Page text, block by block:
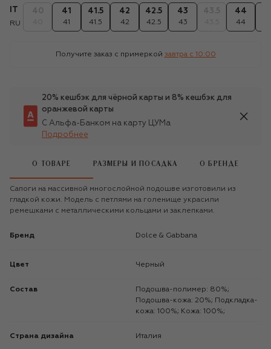
RU
41
41
41.5
41.5
42
42
42.5
42.5
43
43
44
44
Получите заказ с примеркой завтра c 10:00
20% кешбэк для чёрной карты и 8% кешбэк для
оранжевой карты
С Альфа-Банком на карту ЦУМа
Подробнее
О ТОВАРЕ РАЗМЕРЫ И ПОСАДКА О БРЕНДЕ
Сапоги на массивной многослойной подошве изготовили из
гладкой кожи. Модель с петлями на голенище украсили
ремешками с металлическими кольцами и заклепками.
Бренд Dolce & Gabbana
Цвет Черный
Состав
Подошва-полимер: 80%;
Подошва-кожа: 20%; Подкладка-
кожа: 100%; Кожа: 100%;
Страна дизайна Италия